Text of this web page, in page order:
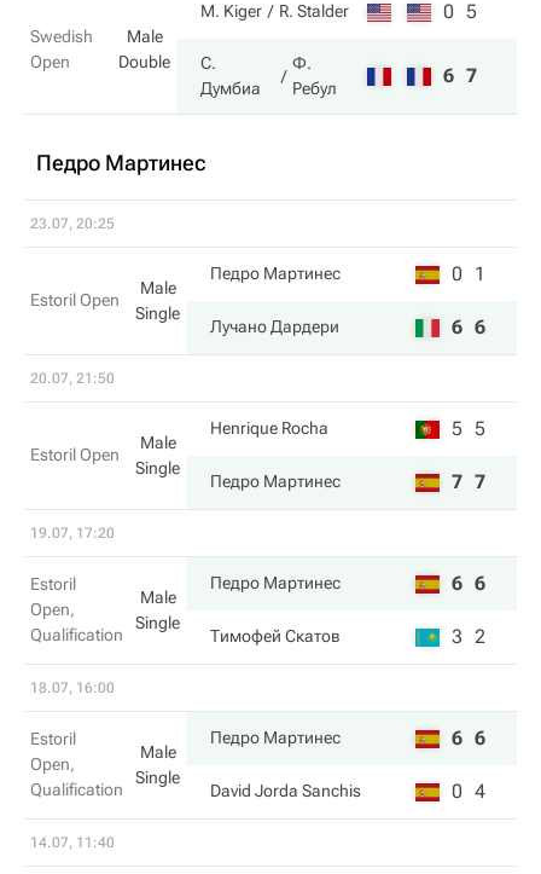
Swedish
Open
Male
Double
M. Kiger R. Stalder 0 5
С.
Думбиа
Ф.
Ребул
6 7
Педро Мартинес
23.07, 20:25
Estoril Open
Male
Single
Педро Мартинес 0 1
Лучано Дардери 6 6
20.07, 21:50
Estoril Open
Male
Single
Henrique Rocha 5 5
Педро Мартинес 7 7
19.07, 17:20
Estoril
Open,
Qualification
Male
Single
Педро Мартинес 6 6
Тимофей Скатов 3 2
18.07, 16:00
Estoril
Open,
Qualification
Male
Single
Педро Мартинес 6 6
David Jorda Sanchis 0 4
14.07, 11:40